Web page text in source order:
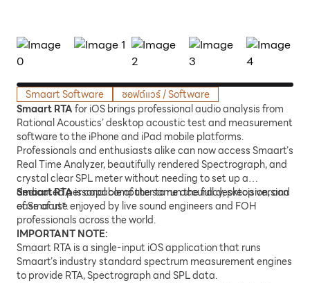
Smaart Software
ซอฟต์แวร์ / Software
Smaart RTAfor iOS brings professional audio analysis from
Rational Acoustics’ desktop acoustic test and measurement
software to the iPhone and iPad mobile platforms.
Professionals and enthusiasts alike can now access Smaart’s
Real Time Analyzer, beautifully rendered Spectrograph, and
crystal clear SPL meter without needing to set up a
dedicated personal computer to run the full desktop version
of Smaart*.
Smaart RTAis capable of the same accuracy, precision, and
ease of use enjoyed by live sound engineers and FOH
professionals across the world.
IMPORTANT NOTE:
Smaart RTA is a single-input iOS application that runs
Smaart’s industry standard spectrum measurement engines
to provide RTA, Spectrograph and SPL data.